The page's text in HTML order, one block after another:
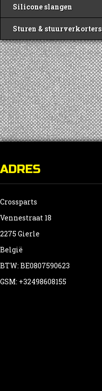
Silicone slangen
Sturen & stuurverkorters
ADRES
Crossparts
Vennestraat 18
2275 Gierle
België
BTW: BE0807590623
GSM: +32498608155